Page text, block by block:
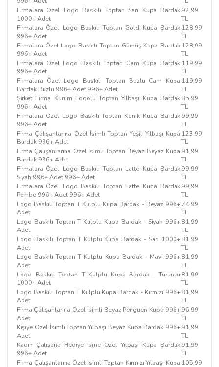
Firmalara Özel Logo Baskılı Toptan Sarı Kupa Bardak
1000+ Adet
92,99
TL
Firmalara Özel Logo Baskılı Toptan Gold Kupa Bardak
996+ Adet
128,99
TL
Firmalara Özel Logo Baskılı Toptan Gümüş Kupa Bardak
996+ Adet
128,99
TL
Firmalara Özel Logo Baskılı Toptan Cam Kupa Bardak
996+ Adet
119,99
TL
Firmalara Özel Logo Baskılı Toptan Buzlu Cam Kupa
Bardak Buzlu 996+ Adet 996+ Adet
119,99
TL
Şirket Firma Kurum Logolu Toptan Yılbaşı Kupa Bardak
996+ Adet
85,99
TL
Firmalara Özel Logo Baskılı Toptan Konik Kupa Bardak
996+ Adet
99,99
TL
Firma Çalışanlarına Özel İsimli Toptan Yeşil Yılbaşı Kupa
Bardak 996+ Adet
123,99
TL
Firma Çalışanlarına Özel İsimli Toptan Beyaz Beyaz Kupa
Bardak 996+ Adet
91,99
TL
Firmalara Özel Logo Baskılı Toptan Latte Kupa Bardak
Siyah 996+ Adet 996+ Adet
99,99
TL
Firmalara Özel Logo Baskılı Toptan Latte Kupa Bardak
Pembe 996+ Adet 996+ Adet
99,99
TL
Logo Baskılı Toptan T Kulplu Kupa Bardak - Beyaz 996+
Adet
74,99
TL
Logo Baskılı Toptan T Kulplu Kupa Bardak - Siyah 996+
Adet
81,99
TL
Logo Baskılı Toptan T Kulplu Kupa Bardak - Sarı 1000+
Adet
81,99
TL
Logo Baskılı Toptan T Kulplu Kupa Bardak - Mavi 996+
Adet
81,99
TL
Logo Baskılı Toptan T Kulplu Kupa Bardak - Turuncu
1000+ Adet
81,99
TL
Logo Baskılı Toptan T Kulplu Kupa Bardak - Kırmızı 996+
Adet
81,99
TL
Firma Çalışanlarına Özel İsimli Beyaz Penguen Kupa 996+
Adet
96,99
TL
Kişiye Özel İsimli Toptan Yılbaşı Beyaz Kupa Bardak 996+
Adet
91,99
TL
Kadın Çalışana Hediye İsme Özel Yılbaşı Kupa Bardak
996+ Adet
91,99
TL
Firma Çalışanlarına Özel İsimli Toptan Kırmızı Yılbaşı Kupa 105,99